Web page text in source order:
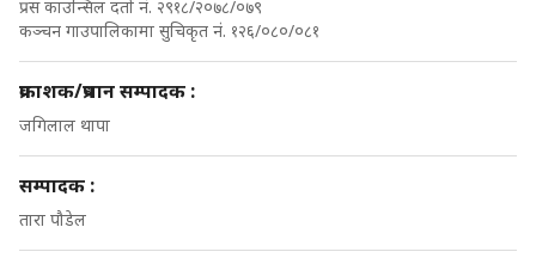
प्रस काउन्सिल दर्ता नं. २९१८/२०७८/०७९
कञ्चन गाउपालिकामा सुचिकृत नं. १२६/०८०/०८१
प्रकाशक/प्रधान सम्पादक :
जगिलाल थापा
सम्पादक :
तारा पौडेल